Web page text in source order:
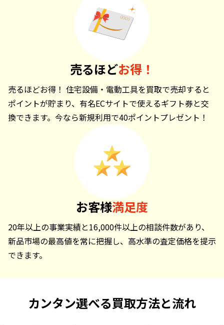
売るほどお得！
売るほどお得！ 住宅設備・電動工具を買取で売却すると
ポイントが貯まり、有名ECサイトで使えるギフト券と交
換できます。今なら新規利用で40ポイントプレゼント！
お客様満足度
20年以上の事業実績と16,000件以上の相談件数があり、
新品市場の最高値を常に把握し、高水準の査定価格を提示
できます。
カンタン選べる買取方法と流れ